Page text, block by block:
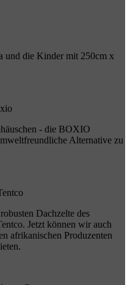
und die Kinder mit 250cm x
- die BOXIO
Alternative zu
Dachzelte des
Jetzt können wir auch
afrikanischen Produzenten